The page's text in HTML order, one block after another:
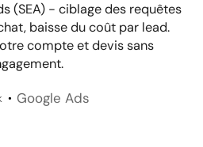
(SEA) - ciblage des requêtes
baisse du coût par lead.
compte et devis sans
Google Ads